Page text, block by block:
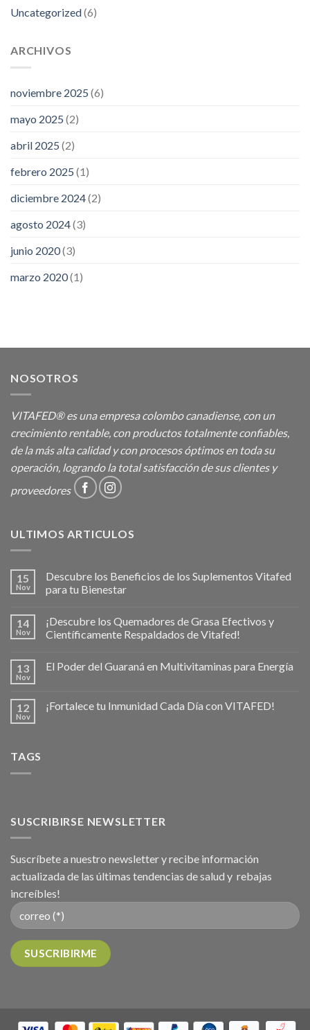
Uncategorized(6)
ARCHIVOS
noviembre 2025 (6)
mayo 2025 (2)
abril 2025 (2)
febrero 2025 (1)
diciembre 2024(2)
agosto 2024(3)
junio 2020(3)
marzo 2020(1)
NOSOTROS
VITAFED® es una empresa colombo canadiense, con un
crecimiento rentable, con productos totalmente confiables,
de la más alta calidad y con procesos óptimos en toda su
operación, logrando la total satisfacción de sus clientes y
proveedores
ULTIMOS ARTICULOS
15
Nov
Descubre los Beneficios de los Suplementos Vitafed
para tu Bienestar
14
Nov
¡Descubre los Quemadores de Grasa Efectivos y
Científicamente Respaldados de Vitafed!
13
Nov
El Poder del Guaraná en Multivitaminas para Energía
12
Nov
¡Fortalece tu Inmunidad Cada Día con VITAFED!
TAGS
SUSCRIBIRSE NEWSLETTER
Suscríbete a nuestro newsletter y recibe información
actualizada de las últimas tendencias de salud y rebajas
increíbles!